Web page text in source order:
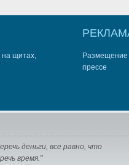
щитах,
Размещение
прессе
деньги, все равно, что
время."